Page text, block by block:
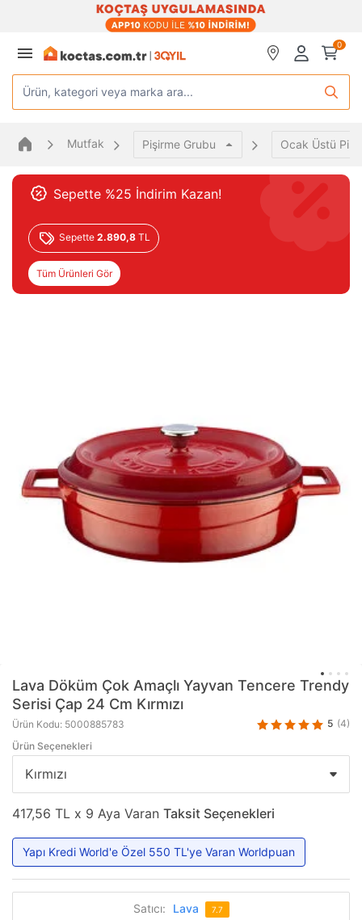
0
Ürün, kategori veya marka ara...
Mutfak Pişirme Grubu Ocak Üstü
Sepette %25 İndirim Kazan!
Sepette 2.890,8 TL
Tüm Ürünleri Gör
Lava Döküm Çok Amaçlı Yayvan Tencere Trendy
Serisi Çap 24 Cm Kırmızı
Ürün Kodu: 5000885783 5 (4)
Ürün Seçenekleri
417,56 TL x 9 Aya Varan Taksit Seçenekleri
Yapı Kredi World'e Özel 550 TL'ye Varan Worldpuan
Satıcı: Lava 7.7